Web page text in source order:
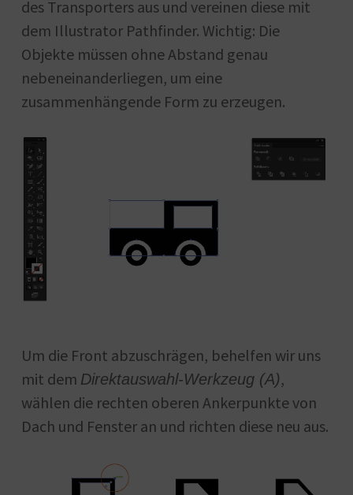
des Transporters aus und vereinen diese mit
dem Illustrator Pathfinder. Wichtig: Die
Objekte müssen ohne Abstand genau
nebeneinanderliegen, um eine
zusammenhängende Form zu erzeugen.
Um die Front abzuschrägen, behelfen wir uns
mit dem Direktauswahl-Werkzeug (A),
wählen die rechten oberen Ankerpunkte von
Dach und Fenster an und richten diese neu aus.